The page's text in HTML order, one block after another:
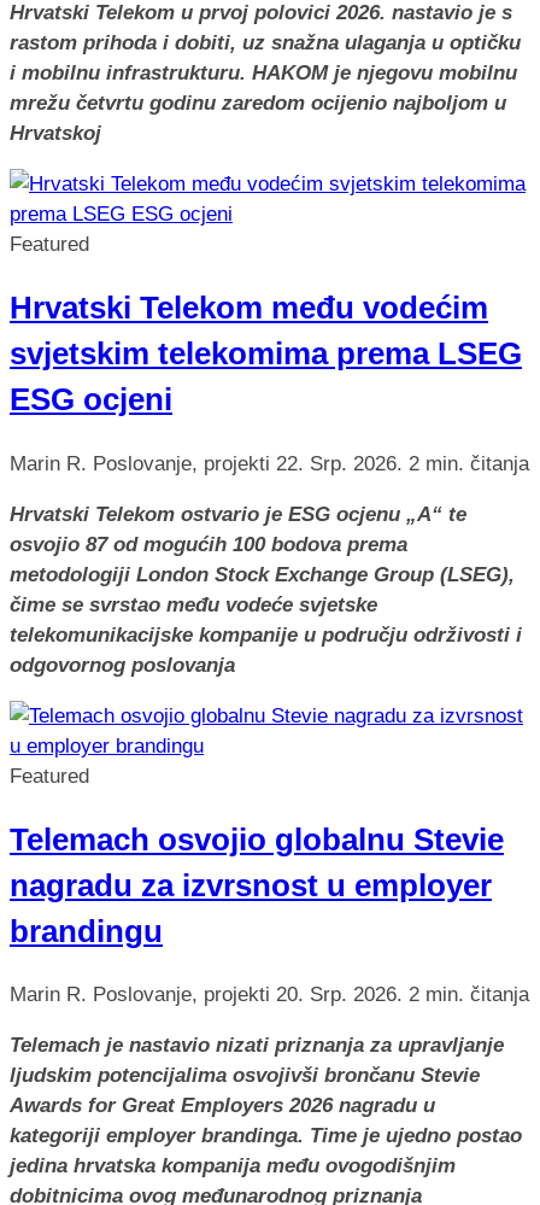
Hrvatski Telekom u prvoj polovici 2026. nastavio je s
rastom prihoda i dobiti, uz snažna ulaganja u optičku
i mobilnu infrastrukturu. HAKOM je njegovu mobilnu
mrežu četvrtu godinu zaredom ocijenio najboljom u
Hrvatskoj
Featured
Hrvatski Telekom među vodećim
svjetskim telekomima prema LSEG
ESG ocjeni
Marin R. Poslovanje, projekti 22. Srp. 2026. 2 min. čitanja
Hrvatski Telekom ostvario je ESG ocjenu „A“ te
osvojio 87 od mogućih 100 bodova prema
metodologiji London Stock Exchange Group (LSEG),
čime se svrstao među vodeće svjetske
telekomunikacijske kompanije u području održivosti i
odgovornog poslovanja
Featured
Telemach osvojio globalnu Stevie
nagradu za izvrsnost u employer
brandingu
Marin R. Poslovanje, projekti 20. Srp. 2026. 2 min. čitanja
Telemach je nastavio nizati priznanja za upravljanje
ljudskim potencijalima osvojivši brončanu Stevie
Awards for Great Employers 2026 nagradu u
kategoriji employer brandinga. Time je ujedno postao
jedina hrvatska kompanija među ovogodišnjim
dobitnicima ovog međunarodnog priznanja